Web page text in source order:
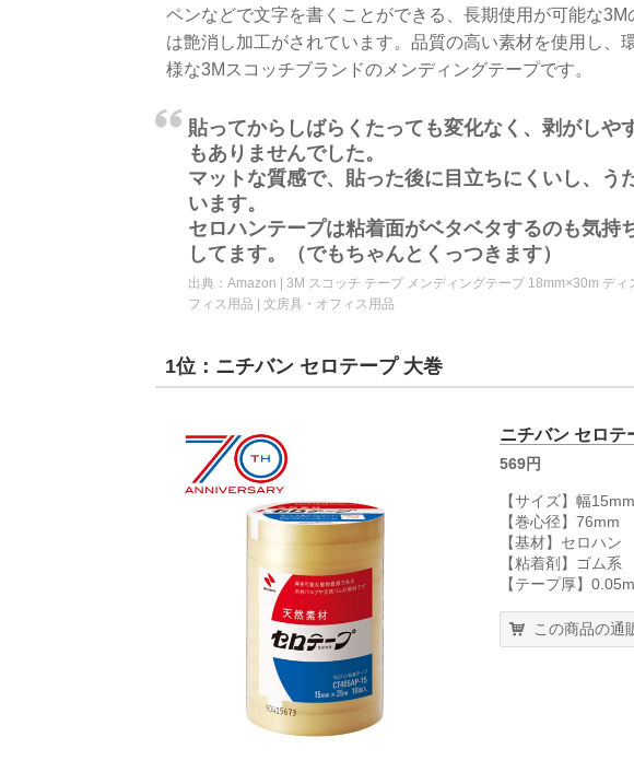
ペンなどで文字を書くことができる、長期使用が可能な
は艶消し加工がされています。品質の高い素材を使用し、
様な3Mスコッチブランドのメンディングテープです。
貼ってからしばらくたっても変化なく、剥がしや
もありませんでした。
マットな質感で、貼った後に目立ちにくいし、う
います。
セロハンテープは粘着面がベタベタするのも気持
してます。（でもちゃんとくっつきます）
出典： Amazon | 3M スコッチ テープ メンディングテープ 18mm×30m デ
フィス用品 | 文房具・オフィス用品
1位：ニチバン セロテープ 大巻
ニチバン セロテ
569円
【サイズ】幅
【巻心径】76mm
【基材】セロハン
【粘着剤】ゴム系
【テープ厚】
この商品の通